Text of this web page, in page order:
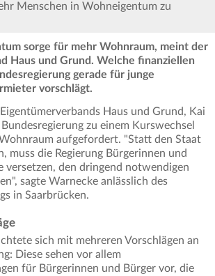
Menschen in Wohneigentum zu
sorge für mehr Wohnraum, meint der
Haus und Grund. Welche finanziellen
gerade für junge
vorschlägt.
Haus und Grund, Kai
zu einem Kurswechsel
aufgefordert. "Statt den Staat
muss die Regierung Bürgerinnen und
versetzen, den dringend notwendigen
sagte Warnecke anlässlich des
in Saarbrücken.
sich mit mehreren Vorschlägen an
Diese sehen vor allem
für Bürgerinnen und Bürger vor, die